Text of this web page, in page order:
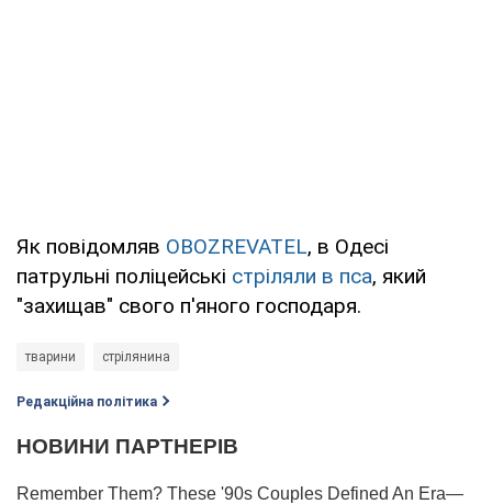
Як повідомляв OBOZREVATEL, в Одесі
патрульні поліцейські стріляли в пса, який
"захищав" свого п'яного господаря.
тварини стрілянина
Редакційна політика